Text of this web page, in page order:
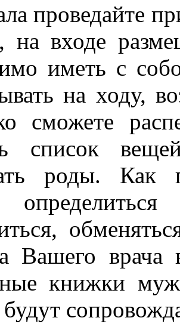
проведайте
на входе
иметь с
на ходу,
сможете
список
роды. Как
Вашего
книжки